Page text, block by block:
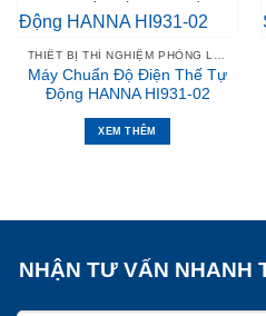
THIẾT BỊ THÍ NGHIỆM PHÒNG LAB
Máy Chuẩn Độ Điện Thế Tự
Động HANNA HI931-02
XEM THÊM
NHẬN TƯ VẤN NHANH